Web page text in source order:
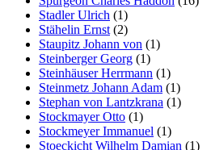
Stadler Ulrich (1)
Stähelin Ernst (2)
Staupitz Johann von (1)
Steinberger Georg (1)
Steinhäuser Herrmann (1)
Steinmetz Johann Adam (1)
Stephan von Lantzkrana (1)
Stockmayer Otto (1)
Stockmeyer Immanuel (1)
Stoeckicht Wilhelm Damian (1)